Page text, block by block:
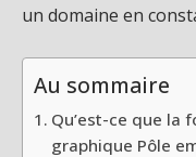
un domaine en
Au sommaire
Qu’est-ce que la
graphique Pôle